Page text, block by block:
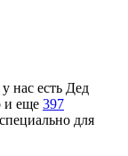
нас есть Дед
и еще 397
для